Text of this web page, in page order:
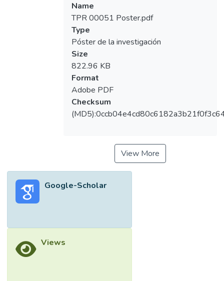
Name
TPR 00051 Poster.pdf
Type
Póster de la investigación
Size
822.96 KB
Format
Adobe PDF
Checksum
View More
Google-Scholar
Views